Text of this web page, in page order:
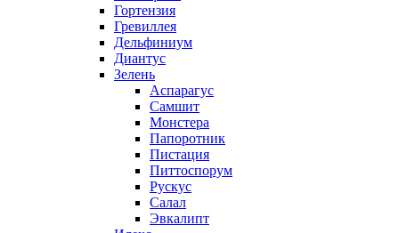
Гортензия
Гревиллея
Дельфиниум
Диантус
Зелень
Аспарагус
Самшит
Монстера
Папоротник
Пистация
Питтоспорум
Рускус
Салал
Эвкалипт